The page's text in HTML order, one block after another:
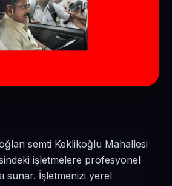
semti Keklikoğlu Mahallesi
işletmelere profesyonel
sunar. İşletmenizi yerel